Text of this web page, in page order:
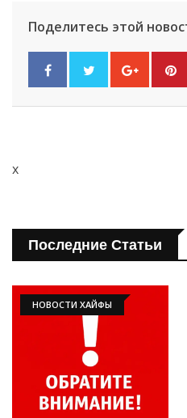
Поделитесь этой
x
Последние Статьи
НОВОСТИ ХАЙФЫ